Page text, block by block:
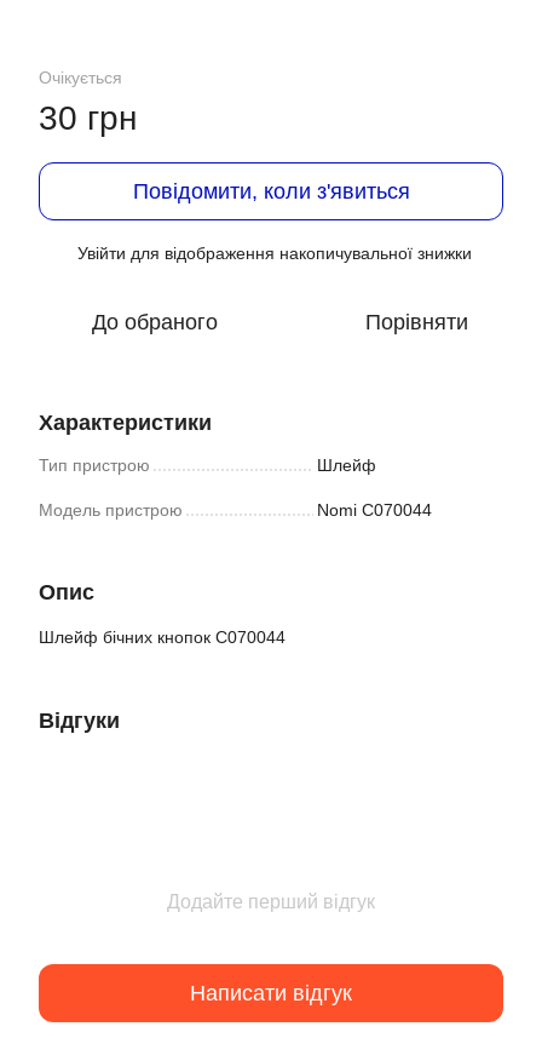
Очікується
30 грн
Повідомити, коли з'явиться
Увійти для відображення накопичувальної знижки
До обраного Порівняти
Характеристики
Тип пристрою Шлейф
Модель пристрою Nomi C070044
Опис
Шлейф бічних кнопок C070044
Відгуки
Додайте перший відгук
Написати відгук